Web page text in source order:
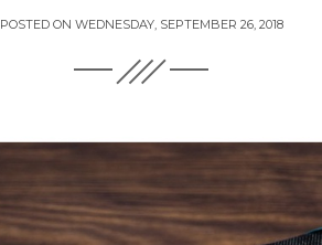
POSTED ON WEDNESDAY, SEPTEMBER 26, 2018